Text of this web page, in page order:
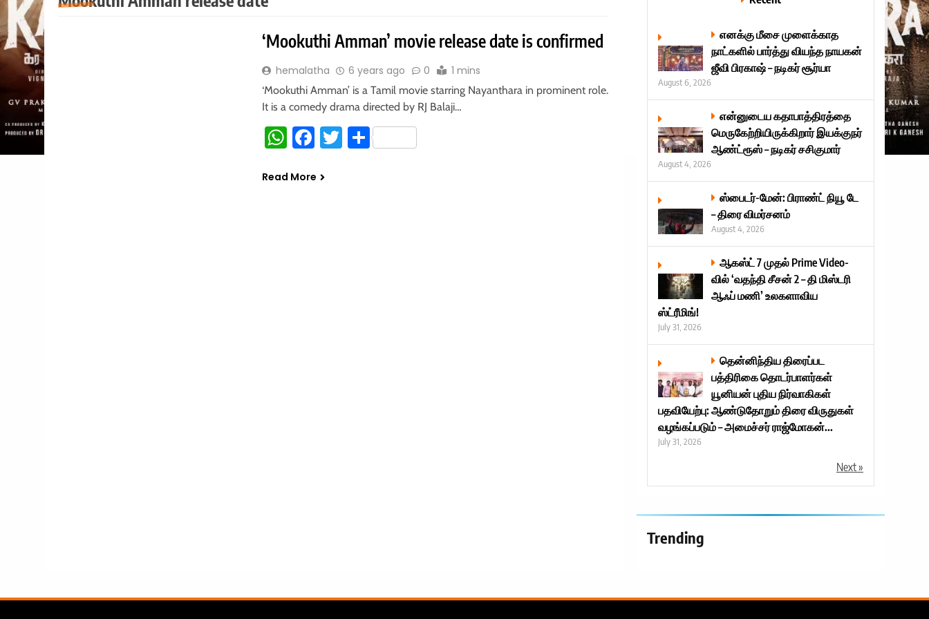
‘Mookuthi Amman’ movie release date is confirmed
hemalatha 6 years ago 0 1 mins
‘Mookuthi Amman’ is a Tamil movie starring Nayanthara in prominent role.
It is a comedy drama directed by RJ Balaji…
WhatsApp
Facebook
TwitterShare
Read More
எனக்கு மீசை முளைக்காத
நாட்களில் பார்த்து வியந்த நாயகன்
ஜீவி பிரகாஷ் – நடிகர் சூர்யா
August 6, 2026
என்னுடைய கதாபாத்திரத்தை
மெருகேற்றியிருக்கிறார் இயக்குநர்
ஆண்ட்ரூஸ் – நடிகர் சசிகுமார்
August 4, 2026
ஸ்பைடர்-மேன்: பிராண்ட் நியூ டே
– திரை விமர்சனம்
August 4, 2026
ஆகஸ்ட் 7 முதல் Prime Video-
வில் ‘வதந்தி சீசன் 2 – தி மிஸ்டரி
ஆஃப் மணி’ உலகளாவிய
ஸ்ட்ரீமிங்!
July 31, 2026
தென்னிந்திய திரைப்பட
பத்திரிகை தொடர்பாளர்கள்
யூனியன் புதிய நிர்வாகிகள்
பதவியேற்பு: ஆண்டுதோறும் திரை விருதுகள்
வழங்கப்படும் – அமைச்சர் ராஜ்மோகன்...
July 31, 2026
Next »
Trending